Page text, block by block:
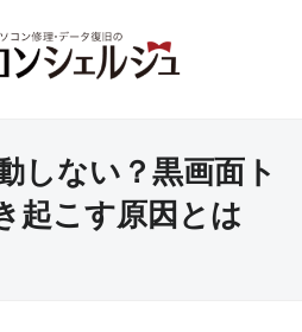
しない？黒画面ト
起こす原因とは